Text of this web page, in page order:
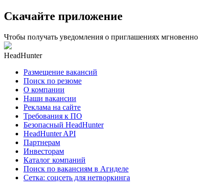
Скачайте приложение
Чтобы получать уведомления о приглашениях мгновенно
HeadHunter
Размещение вакансий
Поиск по резюме
О компании
Наши вакансии
Реклама на сайте
Требования к ПО
Безопасный HeadHunter
HeadHunter API
Партнерам
Инвесторам
Каталог компаний
Поиск по вакансиям в Агиделе
Сетка: соцсеть для нетворкинга